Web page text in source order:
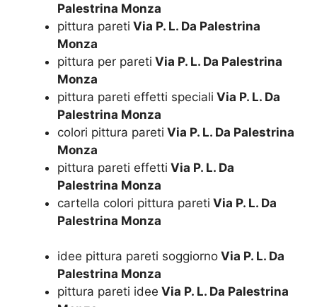
Palestrina Monza
pittura pareti Via P. L. Da Palestrina
Monza
pittura per pareti Via P. L. Da Palestrina
Monza
pittura pareti effetti speciali Via P. L. Da
Palestrina Monza
colori pittura pareti Via P. L. Da Palestrina
Monza
pittura pareti effetti Via P. L. Da
Palestrina Monza
cartella colori pittura pareti Via P. L. Da
Palestrina Monza
idee pittura pareti soggiorno Via P. L. Da
Palestrina Monza
pittura pareti idee Via P. L. Da Palestrina